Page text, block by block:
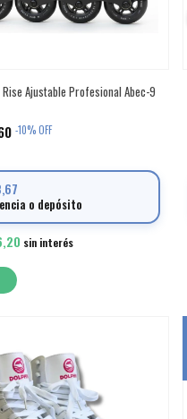
Ajustable Profesional Abec-9
-10%OFF
o depósito
sin interés